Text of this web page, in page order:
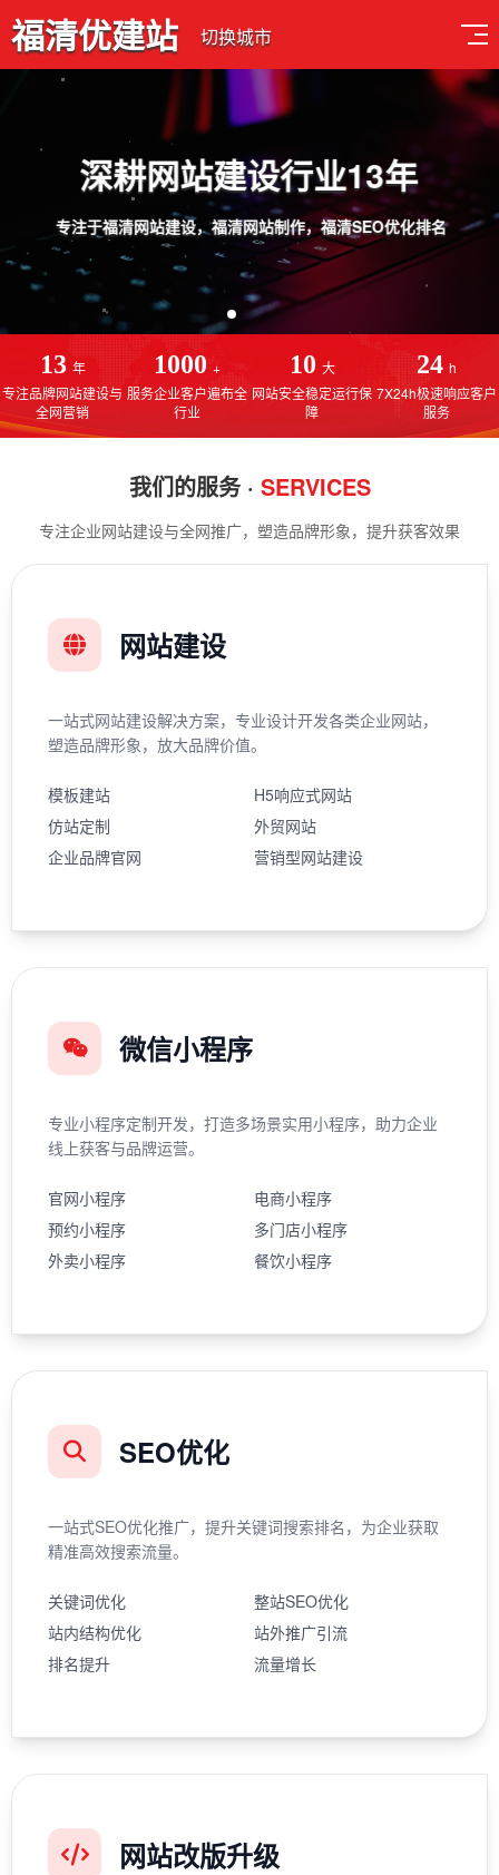
福清优建站 切换城市
深耕网站建设行业13年
专注于福清网站建设，福清网站制作，福清SEO优化排名
13 年
专注品牌网站建设与
全网营销
1000 +
服务企业客户遍布全
行业
10 大
网站安全稳定运行保
障
24 h
7X24h极速响应客户
服务
我们的服务 · SERVICES
专注企业网站建设与全网推广，塑造品牌形象，提升获客效果
网站建设
一站式网站建设解决方案，专业设计开发各类企业网站，
塑造品牌形象，放大品牌价值。
模板建站
H5响应式网站
仿站定制
外贸网站
企业品牌官网
营销型网站建设
微信小程序
专业小程序定制开发，打造多场景实用小程序，助力企业
线上获客与品牌运营。
官网小程序
电商小程序
预约小程序
多门店小程序
外卖小程序
餐饮小程序
SEO优化
一站式SEO优化推广，提升关键词搜索排名，为企业获取
精准高效搜索流量。
关键词优化
整站SEO优化
站内结构优化
站外推广引流
排名提升
流量增长
网站改版升级